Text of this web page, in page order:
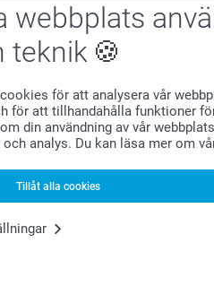
webbplats
teknik
för att analysera vår
för att tillhandahålla funktioner
din användning av vår
och analys. Du kan läsa mer om
Tillåt alla cookies